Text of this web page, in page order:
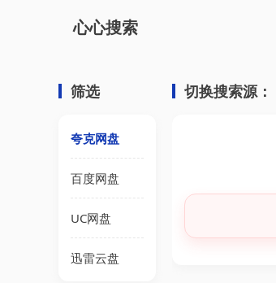
心心搜索
筛选
夸克网盘
百度网盘
UC网盘
迅雷云盘
切换搜索源：